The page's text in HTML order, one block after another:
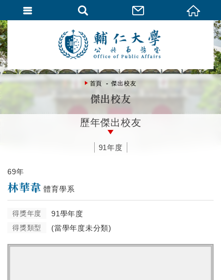
首頁 傑出校友
傑出校友
歷年傑出校友
91年度
69年
林華韋 體育學系
得獎年度 91學年度
得獎類型 (當學年度未分類)